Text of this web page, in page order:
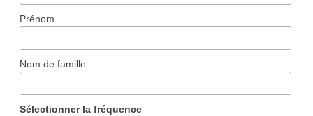
Prénom
Nom de famille
Sélectionner la fréquence